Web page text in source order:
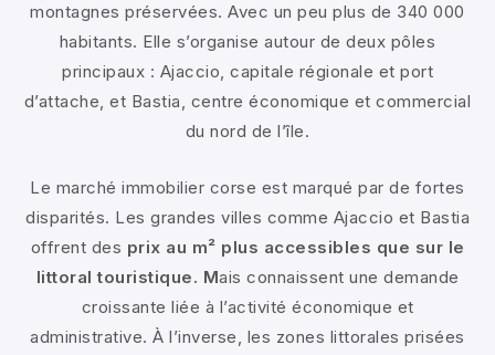
montagnes préservées. Avec un peu plus de 340 000
habitants. Elle s’organise autour de deux pôles
principaux : Ajaccio, capitale régionale et port
d’attache, et Bastia, centre économique et commercial
du nord de l’île.
Le marché immobilier corse est marqué par de fortes
disparités. Les grandes villes comme Ajaccio et Bastia
offrent des prix au m² plus accessibles que sur le
littoral touristique. Mais connaissent une demande
croissante liée à l’activité économique et
administrative. À l’inverse, les zones littorales prisées